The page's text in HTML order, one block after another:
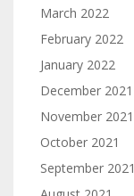
March 2022
February 2022
January 2022
December 2021
November 2021
October 2021
September 2021